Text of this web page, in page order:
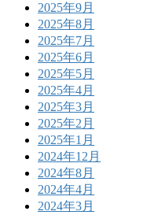
2025年9月
2025年8月
2025年7月
2025年6月
2025年5月
2025年4月
2025年3月
2025年2月
2025年1月
2024年12月
2024年8月
2024年4月
2024年3月